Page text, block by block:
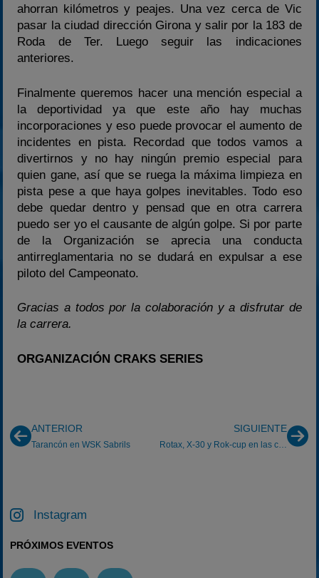
ahorran kilómetros y peajes. Una vez cerca de Vic
pasar la ciudad dirección Girona y salir por la 183 de
Roda de Ter. Luego seguir las indicaciones
anteriores.
Finalmente queremos hacer una mención especial a
la deportividad ya que este año hay muchas
incorporaciones y eso puede provocar el aumento de
incidentes en pista. Recordad que todos vamos a
divertirnos y no hay ningún premio especial para
quien gane, así que se ruega la máxima limpieza en
pista pese a que haya golpes inevitables. Todo eso
debe quedar dentro y pensad que en otra carrera
puedo ser yo el causante de algún golpe. Si por parte
de la Organización se aprecia una conducta
antirreglamentaria no se dudará en expulsar a ese
piloto del Campeonato.
Gracias a todos por la colaboración y a disfrutar de
la carrera.
ORGANIZACIÓN CRAKS SERIES
ANTERIOR
Tarancón en WSK Sabrils
SIGUIENTE
Rotax, X-30 y Rok-cup en las challenge de Vic
Instagram
PRÓXIMOS EVENTOS